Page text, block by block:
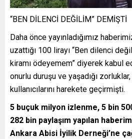
“BEN DİLENCİ DEĞİLİM” DEMİŞTİ
Daha önce yayınladığımız
uzattığı 100 lirayı “Ben dilenci
kiramı ödeyemem” diyerek kabul
onurlu duruşu ve yaşadığı
kullanıcılarını harekete geçirmişti.
5 buçuk milyon izlenme, 5 bin
282 bin paylaşım yapılan
Ankara Abisi İyilik Derneği’ne